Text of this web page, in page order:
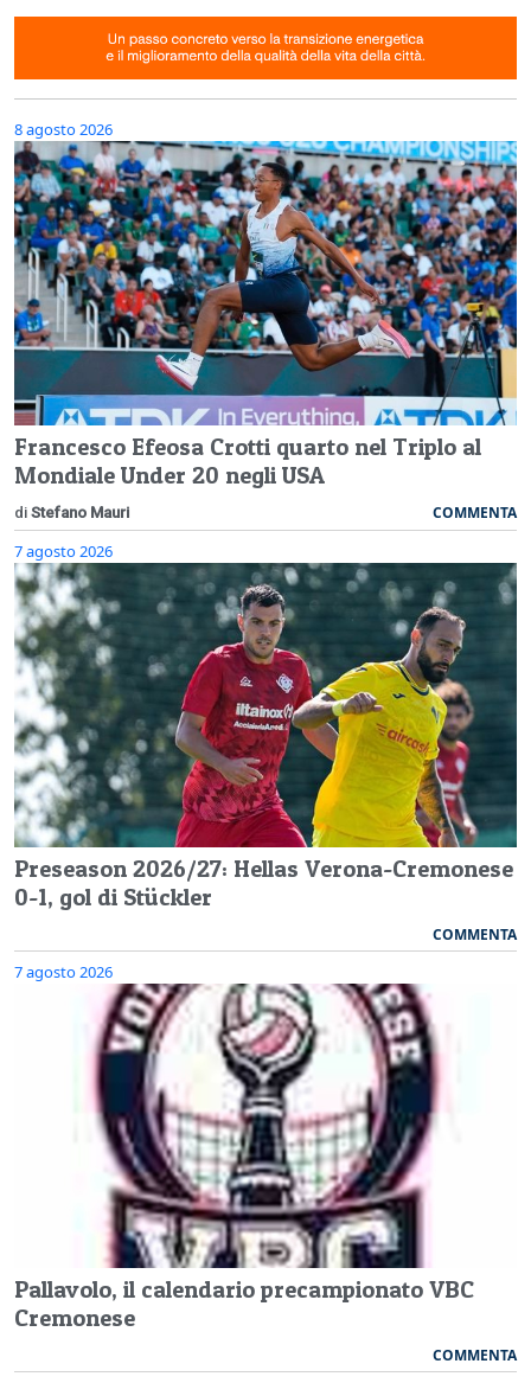
8 agosto 2026
Francesco Efeosa Crotti quarto nel Triplo al
Mondiale Under 20 negli USA
di Stefano Mauri COMMENTA
7 agosto 2026
Preseason 2026/27: Hellas Verona-Cremonese
0-1, gol di Stückler
COMMENTA
7 agosto 2026
Pallavolo, il calendario precampionato VBC
Cremonese
COMMENTA